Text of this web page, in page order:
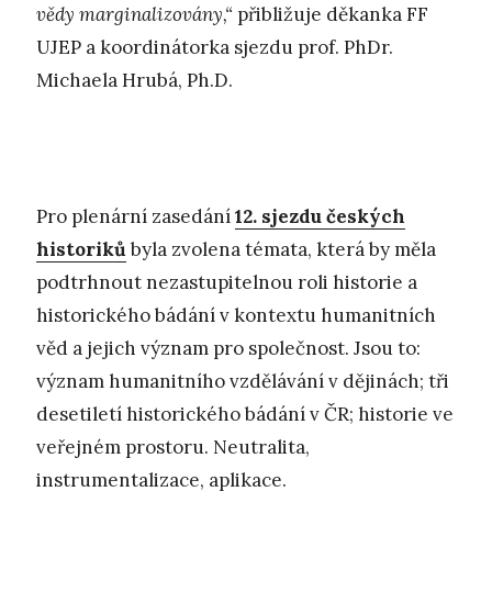
vědy marginalizovány,“ přibližuje děkanka FF
UJEP a koordinátorka sjezdu prof. PhDr.
Michaela Hrubá, Ph.D.
Pro plenární zasedání12. sjezdu českých
historikůbyla zvolena témata, která by měla
podtrhnout nezastupitelnou roli historie a
historického bádání v kontextu humanitních
věd a jejich význam pro společnost. Jsou to:
význam humanitního vzdělávání v dějinách; tři
desetiletí historického bádání v ČR; historie ve
veřejném prostoru. Neutralita,
instrumentalizace, aplikace.